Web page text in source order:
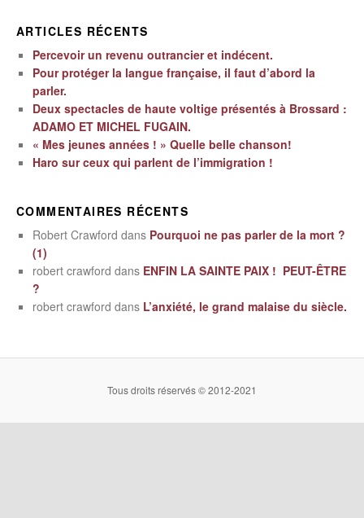
ARTICLES RÉCENTS
Percevoir un revenu outrancier et indécent.
Pour protéger la langue française, il faut d’abord la
parler.
Deux spectacles de haute voltige présentés à Brossard :
ADAMO ET MICHEL FUGAIN.
« Mes jeunes années ! » Quelle belle chanson!
Haro sur ceux qui parlent de l’immigration !
COMMENTAIRES RÉCENTS
Robert Crawford dans Pourquoi ne pas parler de la mort ?
(1)
robert crawford dans ENFIN LA SAINTE PAIX ! PEUT-ÊTRE
?
robert crawford dans L’anxiété, le grand malaise du siècle.
Tous droits réservés © 2012-2021